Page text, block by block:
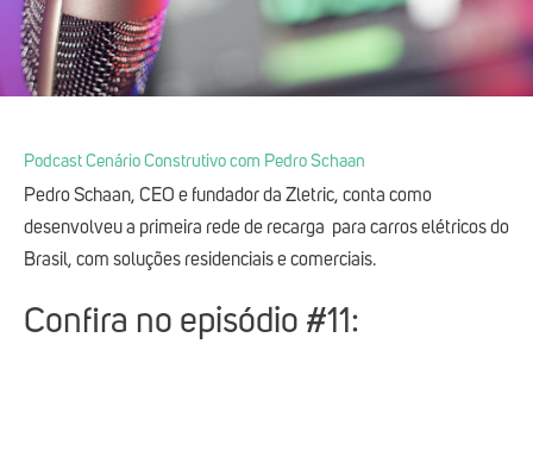
Podcast Cenário Construtivo com Pedro Schaan
Pedro Schaan, CEO e fundador da Zletric, conta como
desenvolveu a primeira rede de recarga para carros elétricos do
Brasil, com soluções residenciais e comerciais.
Confira no episódio #11: